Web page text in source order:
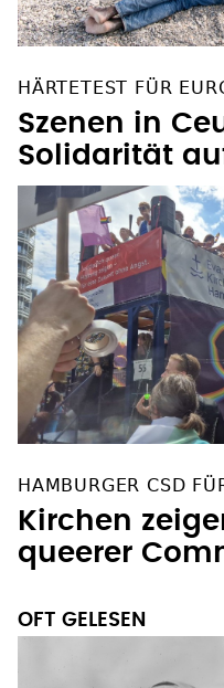
HÄRTETEST FÜR
Szenen in
Solidarität
HAMBURGER CSD
Kirchen
queerer
OFT GELESEN